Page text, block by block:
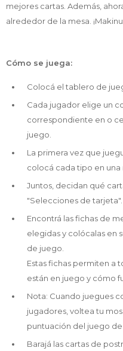
mejores cartas. Además,
alrededor de la mesa.
Cómo se juega:
Colocá el tablero de
Cada jugador elige un
correspondiente en o
juego.
La primera vez que
colocá cada tipo en una
Juntos, decidan qué
"Selecciones de tarjeta".
Encontrá las fichas de
elegidas y colócalas en
de juego.
Estas fichas permiten a
están en juego y cómo
Nota: Cuando juegues
jugadores, voltea tu
puntuación del juego
Barajá las cartas de